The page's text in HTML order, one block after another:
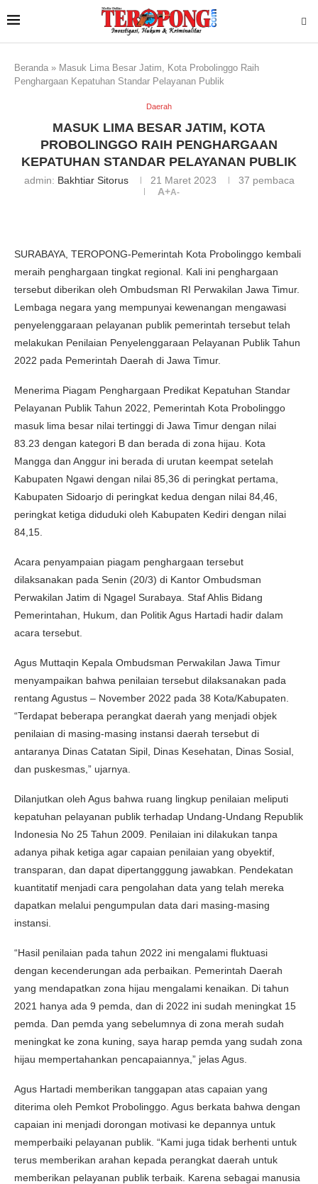
Beranda » Masuk Lima Besar Jatim, Kota Probolinggo Raih
Penghargaan Kepatuhan Standar Pelayanan Publik
Daerah
MASUK LIMA BESAR JATIM, KOTA
PROBOLINGGO RAIH PENGHARGAAN
KEPATUHAN STANDAR PELAYANAN PUBLIK
admin: Bakhtiar Sitorus 21 Maret 2023 37 pembaca
A+A-
SURABAYA, TEROPONG-Pemerintah Kota Probolinggo kembali
meraih penghargaan tingkat regional. Kali ini penghargaan
tersebut diberikan oleh Ombudsman RI Perwakilan Jawa Timur.
Lembaga negara yang mempunyai kewenangan mengawasi
penyelenggaraan pelayanan publik pemerintah tersebut telah
melakukan Penilaian Penyelenggaraan Pelayanan Publik Tahun
2022 pada Pemerintah Daerah di Jawa Timur.
Menerima Piagam Penghargaan Predikat Kepatuhan Standar
Pelayanan Publik Tahun 2022, Pemerintah Kota Probolinggo
masuk lima besar nilai tertinggi di Jawa Timur dengan nilai
83.23 dengan kategori B dan berada di zona hijau. Kota
Mangga dan Anggur ini berada di urutan keempat setelah
Kabupaten Ngawi dengan nilai 85,36 di peringkat pertama,
Kabupaten Sidoarjo di peringkat kedua dengan nilai 84,46,
peringkat ketiga diduduki oleh Kabupaten Kediri dengan nilai
84,15.
Acara penyampaian piagam penghargaan tersebut
dilaksanakan pada Senin (20/3) di Kantor Ombudsman
Perwakilan Jatim di Ngagel Surabaya. Staf Ahlis Bidang
Pemerintahan, Hukum, dan Politik Agus Hartadi hadir dalam
acara tersebut.
Agus Muttaqin Kepala Ombudsman Perwakilan Jawa Timur
menyampaikan bahwa penilaian tersebut dilaksanakan pada
rentang Agustus – November 2022 pada 38 Kota/Kabupaten.
“Terdapat beberapa perangkat daerah yang menjadi objek
penilaian di masing-masing instansi daerah tersebut di
antaranya Dinas Catatan Sipil, Dinas Kesehatan, Dinas Sosial,
dan puskesmas,” ujarnya.
Dilanjutkan oleh Agus bahwa ruang lingkup penilaian meliputi
kepatuhan pelayanan publik terhadap Undang-Undang Republik
Indonesia No 25 Tahun 2009. Penilaian ini dilakukan tanpa
adanya pihak ketiga agar capaian penilaian yang obyektif,
transparan, dan dapat dipertangggung jawabkan. Pendekatan
kuantitatif menjadi cara pengolahan data yang telah mereka
dapatkan melalui pengumpulan data dari masing-masing
instansi.
“Hasil penilaian pada tahun 2022 ini mengalami fluktuasi
dengan kecenderungan ada perbaikan. Pemerintah Daerah
yang mendapatkan zona hijau mengalami kenaikan. Di tahun
2021 hanya ada 9 pemda, dan di 2022 ini sudah meningkat 15
pemda. Dan pemda yang sebelumnya di zona merah sudah
meningkat ke zona kuning, saya harap pemda yang sudah zona
hijau mempertahankan pencapaiannya,” jelas Agus.
Agus Hartadi memberikan tanggapan atas capaian yang
diterima oleh Pemkot Probolinggo. Agus berkata bahwa dengan
capaian ini menjadi dorongan motivasi ke depannya untuk
memperbaiki pelayanan publik. “Kami juga tidak berhenti untuk
terus memberikan arahan kepada perangkat daerah untuk
memberikan pelayanan publik terbaik. Karena sebagai manusia